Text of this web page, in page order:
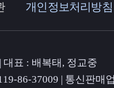
개인정보처리방침
표 : 배복태, 정교중
86-37009 | 통신판매